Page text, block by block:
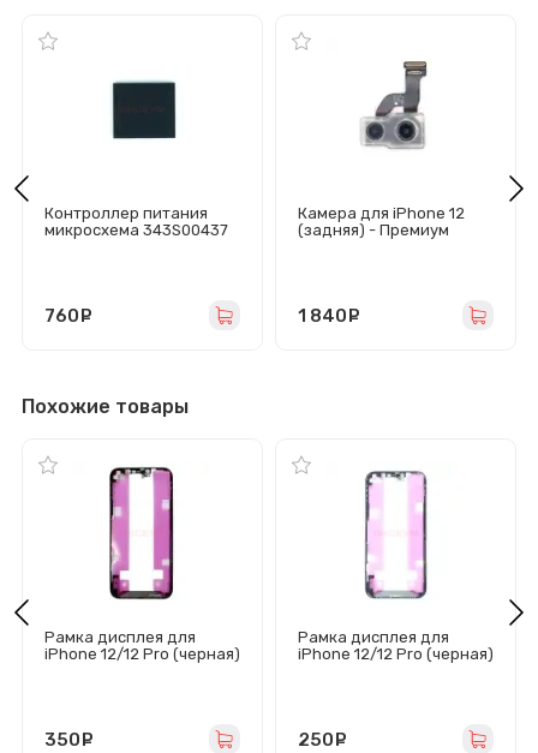
Контроллер питания
микросхема 343S00437
760
Камера для iPhone 12
(задняя) - Премиум
1 840
Похожие товары
Рамка дисплея для
iPhone 12/12 Pro (черная)
350
Рамка дисплея для
iPhone 12/12 Pro (черная)
250